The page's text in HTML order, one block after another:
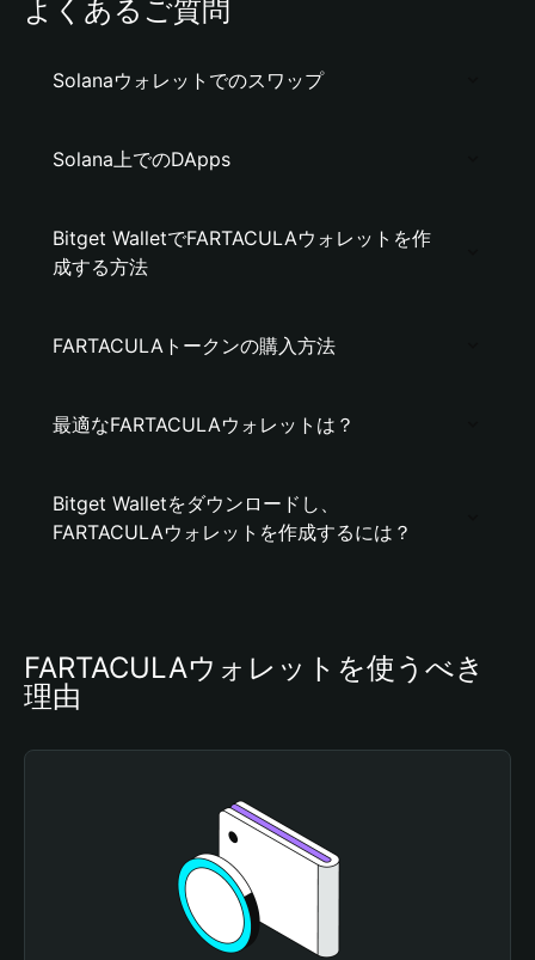
よくあるご質問
Solanaウォレットでのスワップ
Solana上でのDApps
Bitget WalletでFARTACULAウォレットを作
成する方法
FARTACULAトークンの購入方法
最適なFARTACULAウォレットは？
Bitget Walletをダウンロードし、
FARTACULAウォレットを作成するには？
FARTACULAウォレットを使うべき
理由